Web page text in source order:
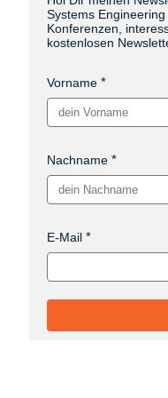
Systems
Konferenzen,
kostenlosen
Vorname
Nachname
E-Mail